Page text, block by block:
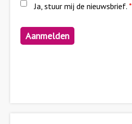
Ja, stuur mij de nieuwsbrief.*